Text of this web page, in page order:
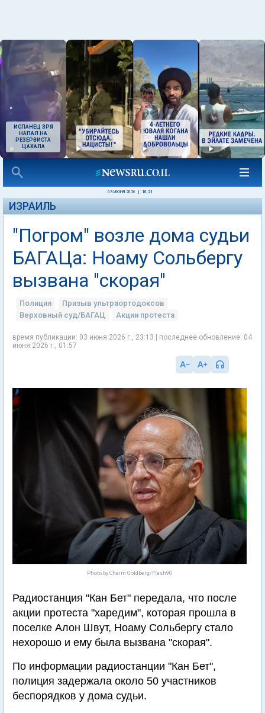
ИСПАНЕЦ ЗРЯ
НАПАЛ НА
РЕЗЕРВИСТА
ЦАХАЛА
03 ИЮНЯ 2026 10:21
ИЗРАИЛЬ
"Погром" возле дома судьи
БАГАЦа: Ноаму Сольбергу
вызвана "скорая"
Полиция
Призыв ультраортодоксов
Верховный суд/БАГАЦ
Акции протеста
время публикации: 03 июня 2026 г., 23:13 | последнее обновление: 04
июня 2026 г., 01:57
Photo by Chaim Goldberg/Flash90
Радиостанция "Кан Бет" передала, что после
акции протеста "харедим", которая прошла в
поселке Алон Швут, Ноаму Сольбергу стало
нехорошо и ему была вызвана "скорая".
По информации радиостанции "Кан Бет",
полиция задержала около 50 участников
беспорядков у дома судьи.